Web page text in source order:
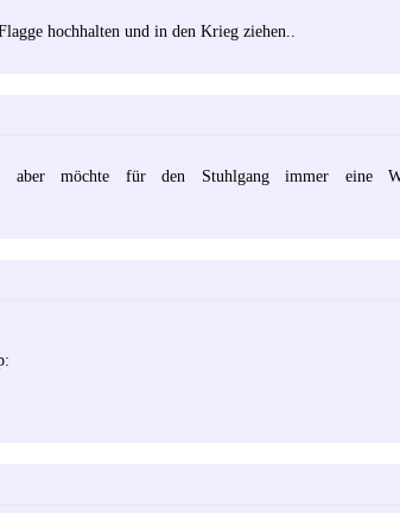
hochhalten und in den Krieg ziehen..
möchte für den Stuhlgang immer eine